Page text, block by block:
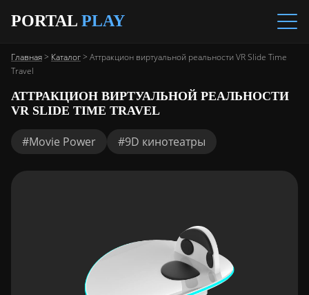
PORTAL PLAY
Главная> Каталог> Аттракцион виртуальной реальности VR Slide Time
Travel
АТТРАКЦИОН ВИРТУАЛЬНОЙ РЕАЛЬНОСТИ
VR SLIDE TIME TRAVEL
#Movie Power #9D кинотеатры